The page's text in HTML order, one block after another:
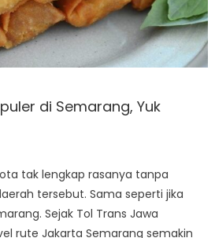
di Semarang, Yuk
tak lengkap rasanya tanpa
tersebut. Sama seperti jika
Sejak Tol Trans Jawa
rute Jakarta Semarang semakin